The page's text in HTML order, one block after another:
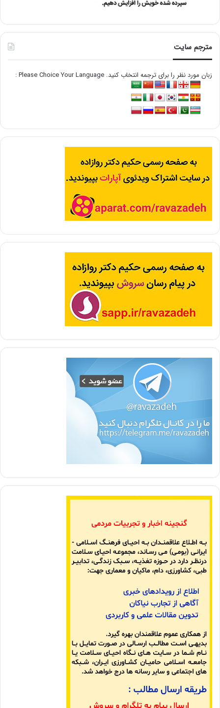
مترجم سایت
زبان مورد نظر را برای ترجمه انتخاب کنید. Please Choice Your Language :